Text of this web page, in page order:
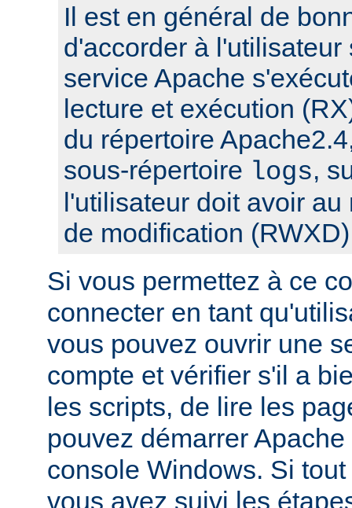
Il est en général de
d'accorder à
service Apache
lecture et exécution
du répertoire
sous-répertoire logs,
l'utilisateur doit avoir
de modification
Si vous permettez à ce
connecter en tant
vous pouvez ouvrir une
compte et vérifier s'il a
les scripts, de lire les
pouvez démarrer
console Windows. Si
vous avez suivi les